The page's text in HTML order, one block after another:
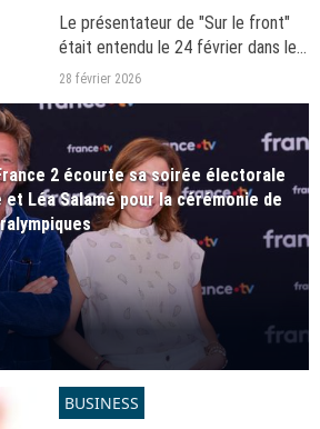
Le présentateur de "Sur le front"
était entendu le 24 février dans le
cadre de la commission d'enquête
La...
28 février 2026
2 écourte sa soirée électorale
Léa Salamé pour la cérémonie de
BUSINESS